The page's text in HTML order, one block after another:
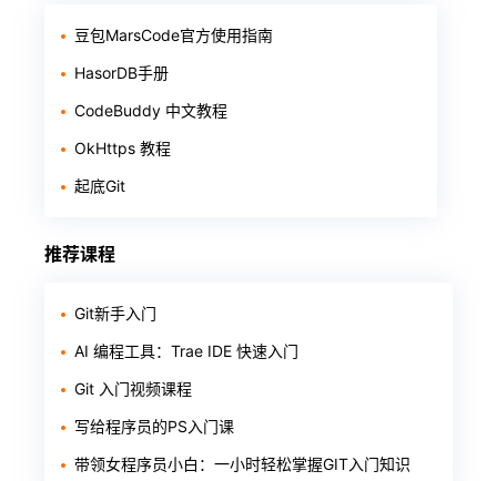
豆包MarsCode官方使用指南
HasorDB手册
CodeBuddy 中文教程
OkHttps 教程
起底Git
推荐课程
Git新手入门
AI 编程工具：Trae IDE 快速入门
Git 入门视频课程
写给程序员的PS入门课
带领女程序员小白：一小时轻松掌握GIT入门知识